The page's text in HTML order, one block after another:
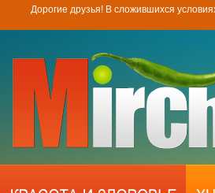
Дорогие друзья! В сложившихся